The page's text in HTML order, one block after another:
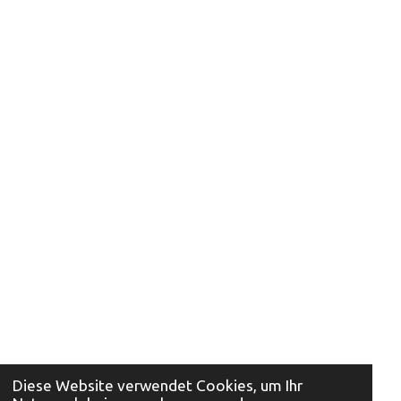
Diese Website verwendet Cookies, um Ihr